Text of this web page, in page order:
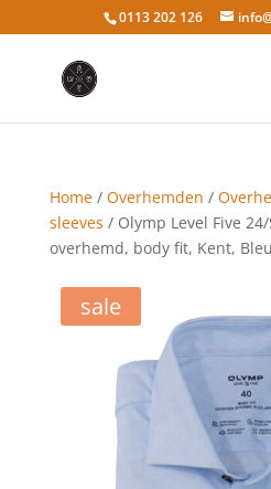
0113 202 126
Home/ Overhemden /
sleeves / Olymp Level Five
overhemd, body fit, Kent, Bleu
sale